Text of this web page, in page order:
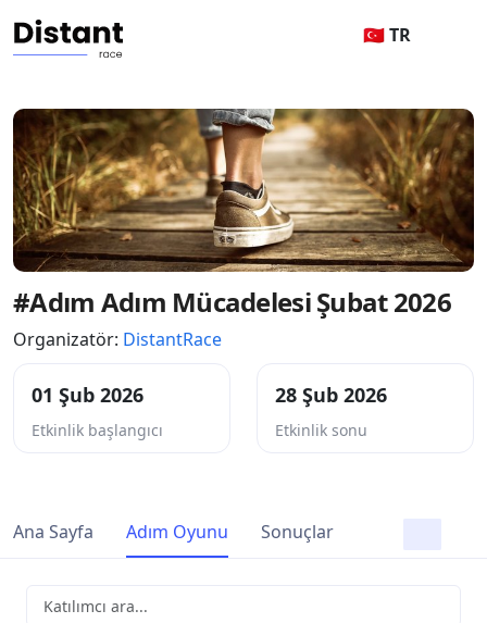
🇹🇷 TR
#Adım Adım Mücadelesi Şubat 2026
Organizatör: DistantRace
01 Şub 2026
Etkinlik başlangıcı
28 Şub 2026
Etkinlik sonu
Ana Sayfa Adım Oyunu Sonuçlar